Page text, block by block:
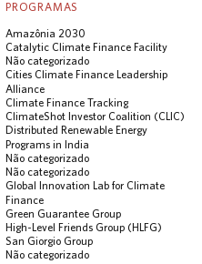
PROGRAMAS
Amazônia 2030
Catalytic Climate Finance Facility
Não categorizado
Cities Climate Finance Leadership
Alliance
Climate Finance Tracking
ClimateShot Investor Coalition (CLIC)
Distributed Renewable Energy
Programs in India
Não categorizado
Não categorizado
Global Innovation Lab for Climate
Finance
Green Guarantee Group
High-Level Friends Group (HLFG)
San Giorgio Group
Não categorizado